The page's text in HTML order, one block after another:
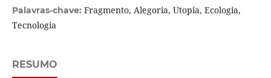
Palavras-chave: Fragmento, Alegoria, Utopia, Ecologia,
Tecnologia
RESUMO